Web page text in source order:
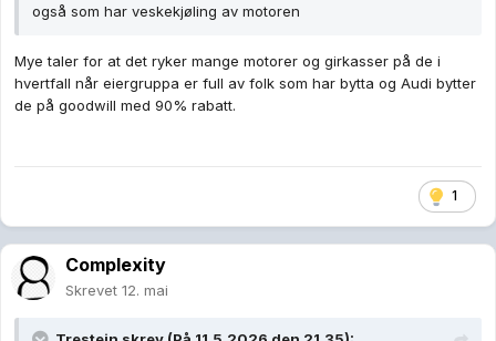
også som har veskekjøling av motoren
Mye taler for at det ryker mange motorer og girkasser på de i
hvertfall når eiergruppa er full av folk som har bytta og Audi bytter
de på goodwill med 90% rabatt.
1
Complexity
Skrevet 12. mai